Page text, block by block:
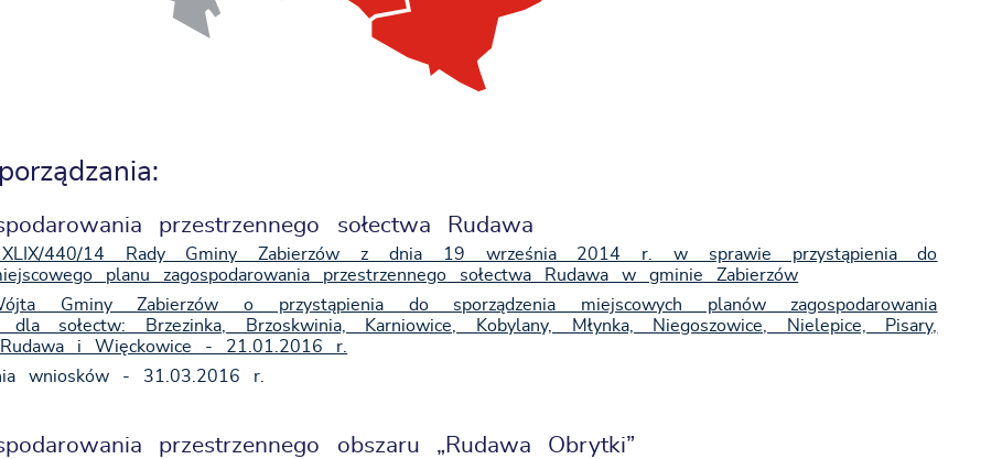
przestrzennego sołectwa Rudawa
XLIX/440/14 Rady Gminy Zabierzów z dnia 19 września 2014 r. w sprawie przystąpienia do
planu zagospodarowania przestrzennego sołectwa Rudawa w gminie Zabierzów
Gminy Zabierzów o przystąpienia do sporządzenia miejscowych planów zagospodarowania
dla sołectw: Brzezinka, Brzoskwinia, Karniowice, Kobylany, Młynka, Niegoszowice, Nielepice, Pisary,
Rudawa i Więckowice - 21.01.2016 r.
wniosków - 31.03.2016 r.
przestrzennego obszaru „Rudawa Obrytki”